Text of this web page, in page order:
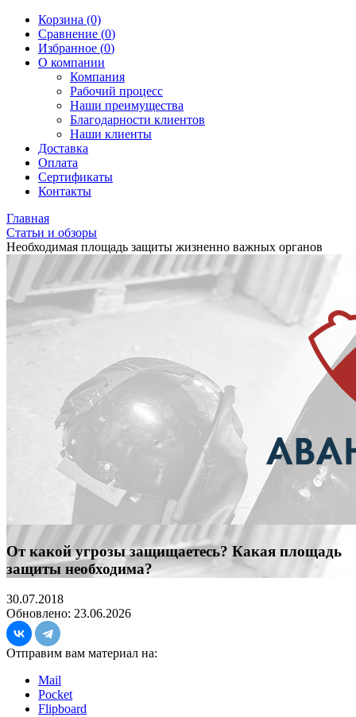
Корзина (0)
Сравнение (0)
Избранное (0)
О компании
Компания
Рабочий процесс
Наши преимущества
Благодарности клиентов
Наши клиенты
Доставка
Оплата
Сертификаты
Контакты
Главная
Статьи и обзоры
Необходимая площадь защиты жизненно важных органов
От какой угрозы защищаетесь? Какая площадь
защиты необходима?
30.07.2018
Обновлено: 23.06.2026
Отправим вам материал на:
Mail
Pocket
Flipboard